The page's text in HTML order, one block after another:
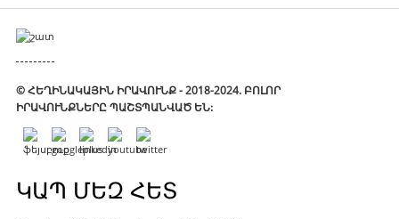
© ՀԵՂԻՆԱԿԱՅԻՆ ԻՐԱՎՈՒՆՔ - 2018-2024. ԲՈԼՈՐ
ԻՐԱՎՈՒՆՔՆԵՐԸ ՊԱՇՏՊԱՆՎԱԾ ԵՆ:
ԿԱՊ ՄԵԶ ՀԵՏ